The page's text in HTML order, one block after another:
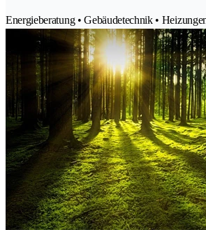
Energieberatung • Gebäudetechnik •